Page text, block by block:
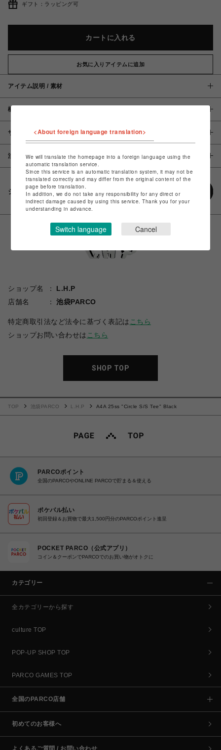
ギフト：ラッピング可
カートに入れる
お気に入りアイテムに追加
アイテム説明 / 素材
概要
サイズ
注意事項
シェアする
ショップ名
L.H.P
店舗名
池袋PARCO
特定商取引法など法令に基づく表記は こちら
ショップお問い合わせは こちら
SHOP TOP
TOP 池袋PARCO L.H.P A4A 25ss "Circle S/S Tee" Black
PARCOポイント
全国のPARCOやONLINE PARCOで貯まる＆使える
ポケパル払い
初回登録＆お買物で最大1,500円分のPARCOポイント進呈
POCKET PARCO（公式アプリ）
コイン＆クーポンでPARCOでのお買い物がオトクに
カテゴリー
全カテゴリーから探す
culture TOP
POP-UP SHOP TOP
PARCO GAMES TOP
全国のPARCO店舗
初めてのお客様へ
<About foreign language translation>
We will translate the homepage into a foreign language using the
automatic translation service.
Since this service is an automatic translation system, it may not be
translated correctly and may differ from the original content of the
page before translation.
In addition, we do not take any responsibility for any direct or
indirect damage caused by using this service. Thank you for your
understanding in advance.
Switch language Cancel